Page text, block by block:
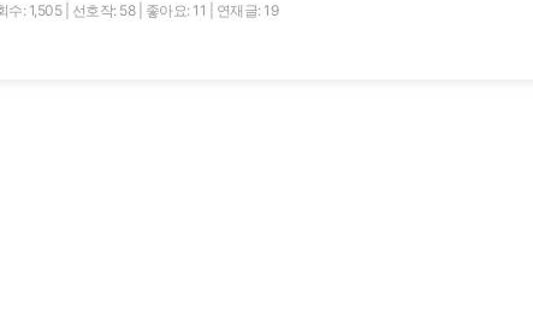
수: 1,505 선호작: 58 좋아요: 11 연재글: 19